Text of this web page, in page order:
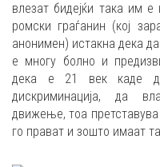
влезат бидејќи така им
ромски граѓанин (кој
анонимен) истакна дека
е многу болно и
дека е 21 век каде
дискриминација, да
движење, тоа
го прават и зошто имаат